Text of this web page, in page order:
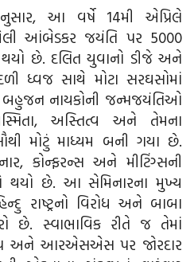
આ વર્ષે 14મી એપ્રિલે
આંબેડકર જયંતિ પર 5000
થયો છે. દલિત યુવાનો ડીજે અને
ધ્વજ સાથે મોટા સરઘસોમાં
બહુજન નાયકોની જન્મજયંતિઓ
અસ્તિત્વ અને તેમના
મોટું માધ્યમ બની ગયા છે.
કોન્ફરન્સ અને મીટિંગ્સની
થયો છે. આ સેમિનારના મુખ્ય
રાષ્ટ્રનો વિરોધ અને બાબા
છે. સ્વાભાવિક રીતે જ તેમાં
અને આરએસએસ પર જોરદાર